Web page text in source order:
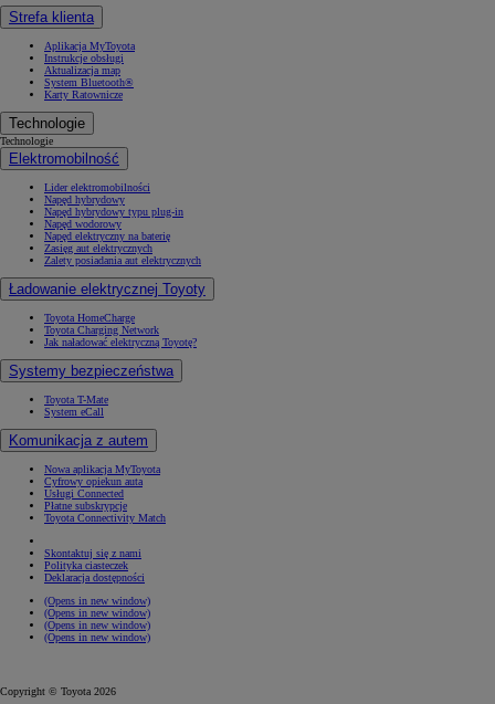
Strefa klienta
Aplikacja MyToyota
Instrukcje obsługi
Aktualizacja map
System Bluetooth®
Karty Ratownicze
Technologie
Technologie
Elektromobilność
Lider elektromobilności
Napęd hybrydowy
Napęd hybrydowy typu plug-in
Napęd wodorowy
Napęd elektryczny na baterię
Zasięg aut elektrycznych
Zalety posiadania aut elektrycznych
Ładowanie elektrycznej Toyoty
Toyota HomeCharge
Toyota Charging Network
Jak naładować elektryczną Toyotę?
Systemy bezpieczeństwa
Toyota T-Mate
System eCall
Komunikacja z autem
Nowa aplikacja MyToyota
Cyfrowy opiekun auta
Usługi Connected
Płatne subskrypcje
Toyota Connectivity Match
Skontaktuj się z nami
Polityka ciasteczek
Deklaracja dostępności
(Opens in new window)
(Opens in new window)
(Opens in new window)
(Opens in new window)
Copyright © Toyota 2026